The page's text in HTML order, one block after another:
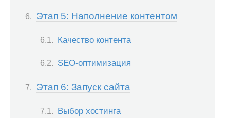
Этап 5: Наполнение контентом
Качество контента
SEO-оптимизация
Этап 6: Запуск сайта
Выбор хостинга